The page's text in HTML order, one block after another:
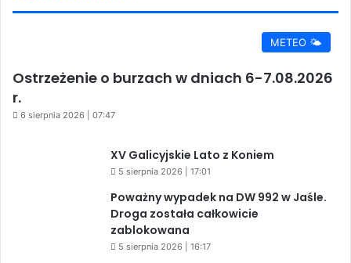
METEO 🌤️
Ostrzeżenie o burzach w dniach 6-7.08.2026
r.
6 sierpnia 2026 | 07:47
XV Galicyjskie Lato z Koniem
5 sierpnia 2026 | 17:01
Poważny wypadek na DW 992 w Jaśle.
Droga została całkowicie
zablokowana
5 sierpnia 2026 | 16:17